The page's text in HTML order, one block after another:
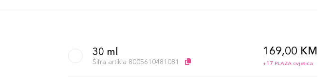
30 ml
Šifra artikla 8005610481081
169,00 KM
+17 PLAZA cvjetića